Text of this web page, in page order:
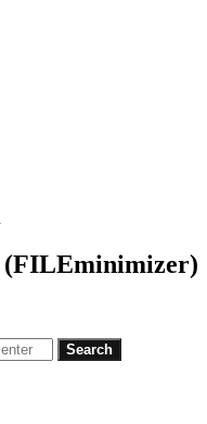
(FILEminimizer)